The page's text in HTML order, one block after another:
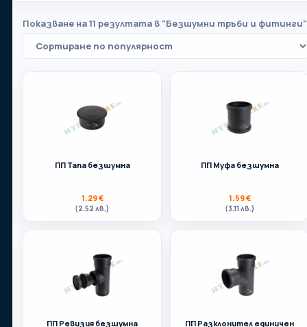
Показване на 11 резултата в "Безшумни тръби и фитинги"
ПП Тапа безшумна
1.29€
(2.52 лв.)
ПП Муфа безшумна
1.59€
(3.11 лв.)
ПП Ревизия безшумна ПП Разклонител единичен
Вашият партньор в света на отоплението,
водопроводите, вентилацията и баните.
Телефон:
store.hydrofire@gmail.com